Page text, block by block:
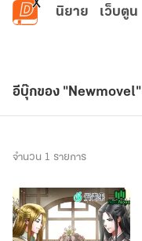
ข้ามไปยังเนื้อหาหลัก
นิยาย เว็บตูน
อีบุ๊กของ "Newmovel"
จำนวน 1 รายการ